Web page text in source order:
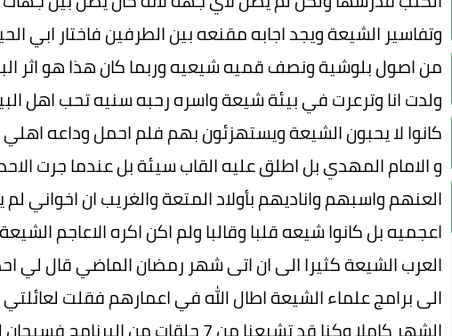
وتفاسير الشيعة ويجد اجابه مقنعه بين الطرفين فاختار ابي
من اصول بلوشية ونصف قميه شيعيه وربما كان هذا هو اثر
ولدت انا وترعرت في بيئة شيعة واسره رحبه سنيه تحب اهل
كانوا لا يحبون الشيعة ويستهزئون بهم فلم احمل وداعه
و الامام المهدي بل اطلق عليه القاب سيئة بل عندما جرت
العنهم واسبهم واناديهم بأولاد المتعة والغريب ان
اعجميه بل كانوا شيعه قلبا وقالبا ولم اكن اكره الاعاجم
العرب الشيعة كثيرا الى ان اتى شهر رمضان الماضي قال لي
الى برامج علماء الشيعة اطال الله في اعمارهم فقلت